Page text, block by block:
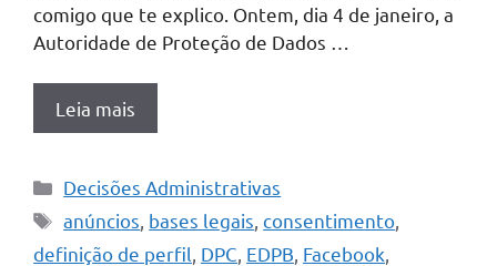
comigo que te explico. Ontem, dia 4 de janeiro, a
Autoridade de Proteção de Dados …
Leia mais
Categorias
Decisões Administrativas
Tags
anúncios bases legais ,consentimento
definição de perfil DPC EDPB Facebook